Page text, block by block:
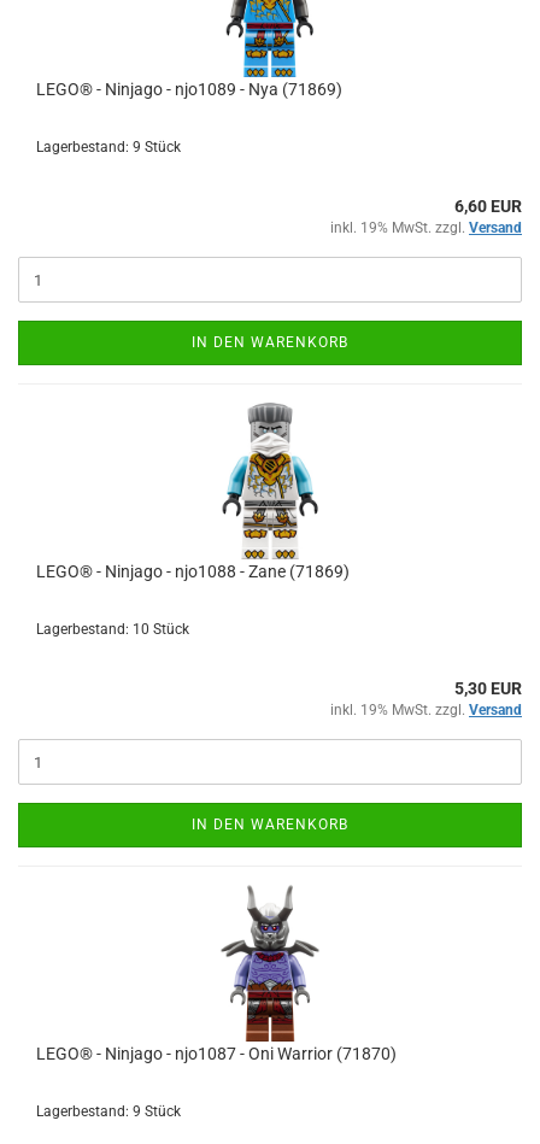
LEGO® - Ninjago - njo1089 - Nya (71869)
Lagerbestand: 9 Stück
6,60 EUR
inkl. 19% MwSt. zzgl. Versand
IN DEN WARENKORB
LEGO® - Ninjago - njo1088 - Zane (71869)
Lagerbestand: 10 Stück
5,30 EUR
inkl. 19% MwSt. zzgl. Versand
IN DEN WARENKORB
LEGO® - Ninjago - njo1087 - Oni Warrior (71870)
Lagerbestand: 9 Stück